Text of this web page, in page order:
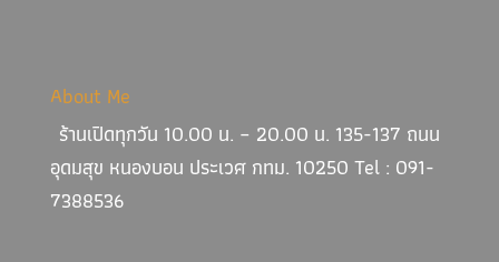
About Me
ร้านเปิดทุกวัน 10.00 น. – 20.00 น. 135-137 ถนน
อุดมสุข หนองบอน ประเวศ กทม. 10250 Tel : 091-
7388536